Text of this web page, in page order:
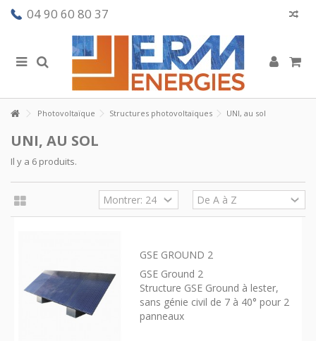
04 90 60 80 37
Photovoltaïque Structures photovoltaïques UNI, au sol
UNI, AU SOL
Il y a 6 produits.
GSE GROUND 2
GSE Ground 2
Structure GSE Ground à lester,
sans génie civil de 7 à 40° pour 2
panneaux